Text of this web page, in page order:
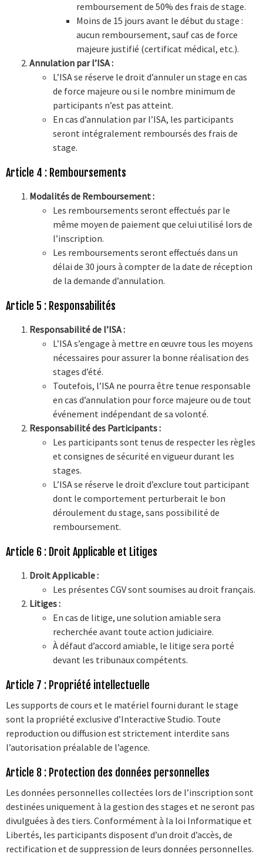
remboursement de 50% des frais de stage.
Moins de 15 jours avant le début du stage :
aucun remboursement, sauf cas de force
majeure justifié (certificat médical, etc.).
Annulation par l’ISA :
L’ISA se réserve le droit d’annuler un stage en cas
de force majeure ou si le nombre minimum de
participants n’est pas atteint.
En cas d’annulation par l’ISA, les participants
seront intégralement remboursés des frais de
stage.
Article 4 : Remboursements
Modalités de Remboursement :
Les remboursements seront effectués par le
même moyen de paiement que celui utilisé lors de
l’inscription.
Les remboursements seront effectués dans un
délai de 30 jours à compter de la date de réception
de la demande d’annulation.
Article 5 : Responsabilités
Responsabilité de l’ISA :
L’ISA s’engage à mettre en œuvre tous les moyens
nécessaires pour assurer la bonne réalisation des
stages d’été.
Toutefois, l’ISA ne pourra être tenue responsable
en cas d’annulation pour force majeure ou de tout
événement indépendant de sa volonté.
Responsabilité des Participants :
Les participants sont tenus de respecter les règles
et consignes de sécurité en vigueur durant les
stages.
L’ISA se réserve le droit d’exclure tout participant
dont le comportement perturberait le bon
déroulement du stage, sans possibilité de
remboursement.
Article 6 : Droit Applicable et Litiges
Droit Applicable :
Les présentes CGV sont soumises au droit français.
Litiges :
En cas de litige, une solution amiable sera
recherchée avant toute action judiciaire.
À défaut d’accord amiable, le litige sera porté
devant les tribunaux compétents.
Article 7 : Propriété intellectuelle
Les supports de cours et le matériel fourni durant le stage
sont la propriété exclusive d’Interactive Studio. Toute
reproduction ou diffusion est strictement interdite sans
l’autorisation préalable de l’agence.
Article 8 : Protection des données personnelles
Les données personnelles collectées lors de l’inscription sont
destinées uniquement à la gestion des stages et ne seront pas
divulguées à des tiers. Conformément à la loi Informatique et
Libertés, les participants disposent d’un droit d’accès, de
rectification et de suppression de leurs données personnelles.